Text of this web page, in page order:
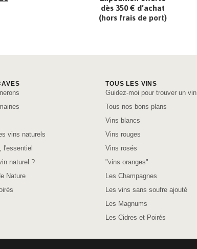
dès 350 € d’achat
(hors frais de port)
vins naturels
l'essentiel
naturel ?
Nature
TOUS LES VINS
Guidez-moi pour trouver un vin
Tous nos bons plans
Vins blancs
Vins rouges
Vins rosés
"vins oranges"
Les Champagnes
Les vins sans soufre ajouté
Les Magnums
Les Cidres et Poirés